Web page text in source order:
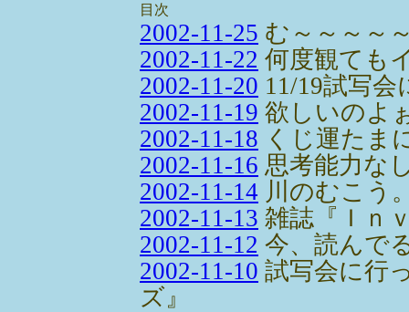
目次
2002-11-25 む～～～～
2002-11-22 何度観ても
2002-11-20 11/19試写会
2002-11-19 欲しいのよ
2002-11-18 くじ運たま
2002-11-16 思考能力な
2002-11-14 川のむこう
2002-11-13 雑誌『Ｉｎ
2002-11-12 今、読んで
2002-11-10 試写会に行
ズ』